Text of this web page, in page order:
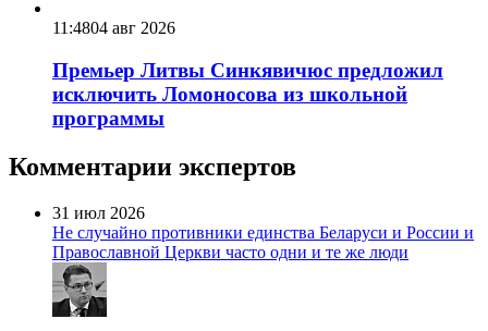
11:4804 авг 2026
Премьер Литвы Синкявичюс предложил
исключить Ломоносова из школьной
программы
Комментарии экспертов
31 июл 2026
Не случайно противники единства Беларуси и России и
Православной Церкви часто одни и те же люди